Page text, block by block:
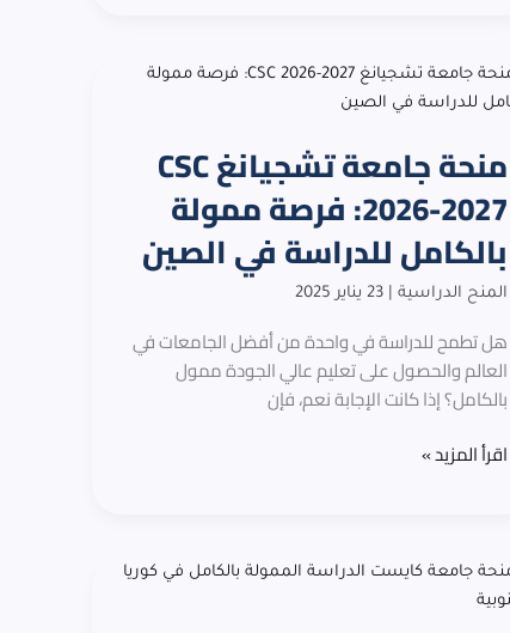
منحة جامعة تشجيانغ CSC
2026-2027: فرصة ممولة
بالكامل للدراسة في الصين
المنح الدراسية |23 يناير 2025
هل تطمح للدراسة في واحدة من أفضل الجامعات في
العالم والحصول على تعليم عالي الجودة ممول
بالكامل؟ إذا كانت الإجابة نعم، فإن
منحة
جامعة
CSC
2026-
2027:
فرصة
ممولة
بالكامل
للدراسة
في
الصين
اقرأ المزيد »
منحة
جامعة